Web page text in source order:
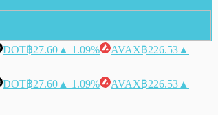
DOT฿27.60 ▲ 1.09% AVAX฿226.53 ▲
DOT฿27.60 ▲ 1.09% AVAX฿226.53 ▲